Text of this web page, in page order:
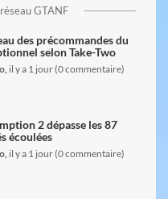
GTANF
des précommandes du
selon Take-Two
il y a 1 jour (0 commentaire)
2 dépasse les 87
écoulées
il y a 1 jour (0 commentaire)